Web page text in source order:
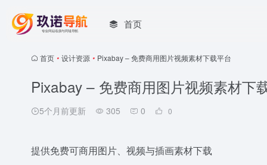
首页
首页 • 设计资源 • Pixabay – 免费商用图片视频素材下载平台
Pixabay – 免费商用图片视频素材下
5个月前更新 305 0 0
提供免费可商用图片、视频与插画素材下载